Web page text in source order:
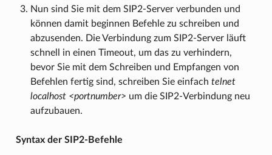
Nun sind Sie mit dem SIP2-Server verbunden und
können damit beginnen Befehle zu schreiben und
abzusenden. Die Verbindung zum SIP2-Server läuft
schnell in einen Timeout, um das zu verhindern,
bevor Sie mit dem Schreiben und Empfangen von
Befehlen fertig sind, schreiben Sie einfach telnet
localhost <portnumber> um die SIP2-Verbindung neu
aufzubauen.
Syntax der SIP2-Befehle